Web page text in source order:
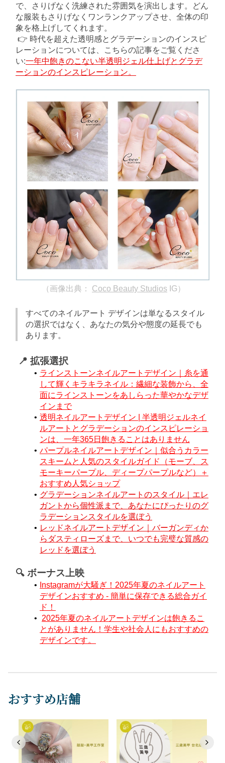
で、さりげなく洗練された雰囲気を演出します。どん
な服装もさりげなくワンランクアップさせ、全体の印
象を格上げしてくれます。
👉 時代を超えた透明感とグラデーションのインスピ
レーションについては、こちらの記事をご覧くださ
い:一年中飽きのこない半透明ジェル仕上げとグラデ
ーションのインスピレーション。
（画像出典： Coco Beauty Studios IG）
すべてのネイルアート デザインは単なるスタイル
の選択ではなく、あなたの気分や態度の延長でも
あります。
📍 拡張選択
ラインストーンネイルアートデザイン｜糸を通
して輝くキラキラネイル：繊細な装飾から、全
面にラインストーンをあしらった華やかなデザ
インまで
透明ネイルアートデザイン | 半透明ジェルネイ
ルアートとグラデーションのインスピレーショ
ンは、一年365日飽きることはありません
パープルネイルアートデザイン｜似合うカラー
スキームと人気のスタイルガイド（モーブ、ス
モーキーパープル、ディープパープルなど）＋
おすすめ人気ショップ
グラデーションネイルアートのスタイル｜エレ
ガントから個性派まで、あなたにぴったりのグ
ラデーションスタイルを選ぼう
レッドネイルアートデザイン｜バーガンディか
らダスティローズまで、いつでも完璧な質感の
レッドを選ぼう
🔍 ボーナス上映
Instagramが大騒ぎ！2025年夏のネイルアート
デザインおすすめ - 簡単に保存できる総合ガイ
ド！
2025年夏のネイルアートデザインは飽きるこ
とがありません！学生や社会人にもおすすめの
デザインです。
おすすめ店舗